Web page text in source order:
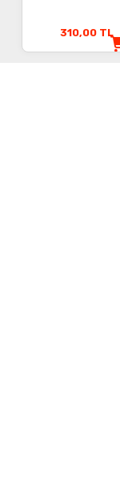
310,00 TL